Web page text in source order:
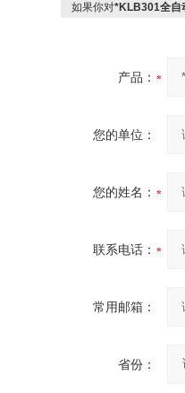
如果你对*KLB301全自
产品：
您的单位：
您的姓名：
联系电话：
常用邮箱：
省份：